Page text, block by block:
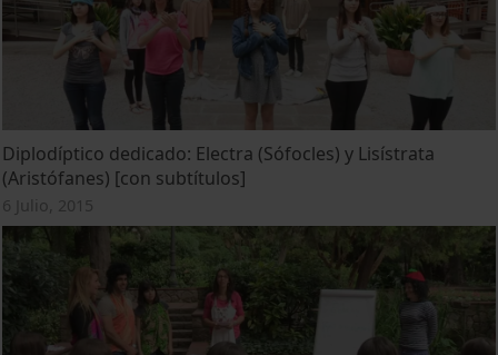
Diplodíptico dedicado: Electra (Sófocles) y Lisístrata
(Aristófanes) [con subtítulos]
6 Julio, 2015